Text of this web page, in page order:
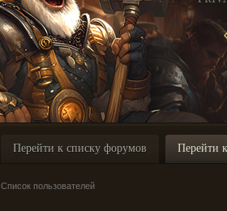
Перейти к списку форумов Перейти
Список пользователей